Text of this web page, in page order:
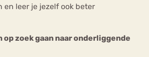
en leer je jezelf ook beter
op zoek gaan naar onderliggende